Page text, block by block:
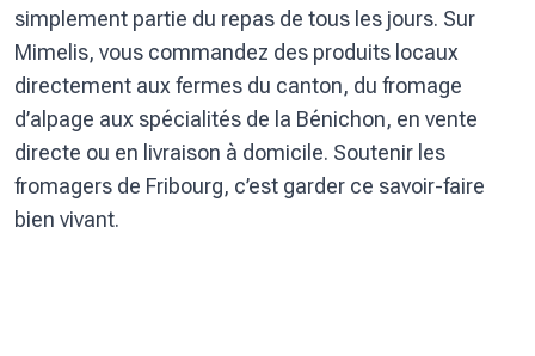
simplement partie du repas de tous les jours. Sur
Mimelis, vous commandez des produits locaux
directement aux fermes du canton, du fromage
d’alpage aux spécialités de la Bénichon, en vente
directe ou en livraison à domicile. Soutenir les
fromagers de Fribourg, c’est garder ce savoir-faire
bien vivant.